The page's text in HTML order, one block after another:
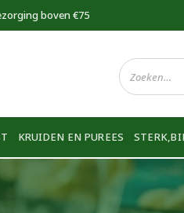
boven €75
KRUIDEN EN PUREES